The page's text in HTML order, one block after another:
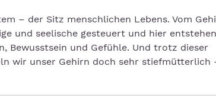
– der Sitz menschlichen Lebens. Vom
und seelische gesteuert und hier
Bewusstsein und Gefühle. Und trotz dieser
wir unser Gehirn doch sehr stiefmütterlich